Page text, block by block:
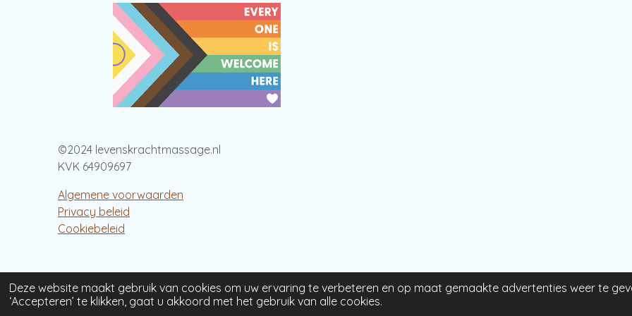
Deze website maakt gebruik van cookies om uw ervaring te verbeteren en op maat gemaakte advertenties weer te
‘Accepteren’ te klikken, gaat u akkoord met het gebruik van alle cookies.
©2024 levenskrachtmassage.nl
KVK 64909697
Algemene voorwaarden
Privacy beleid
Cookiebeleid